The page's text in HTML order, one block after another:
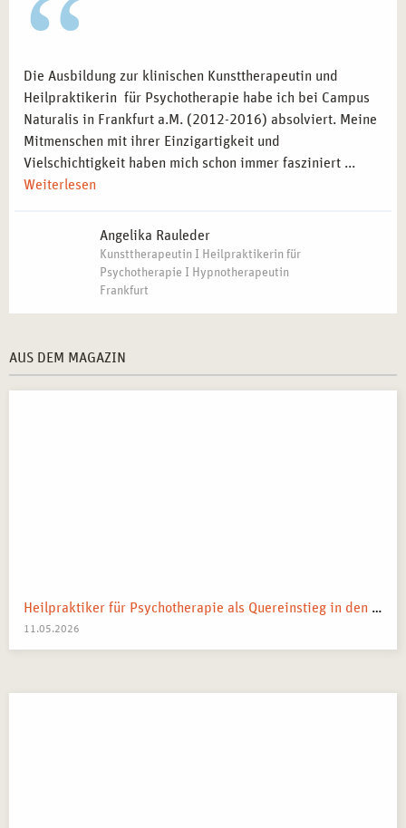
Die Ausbildung zur klinischen Kunsttherapeutin und
Heilpraktikerin für Psychotherapie habe ich bei Campus
Naturalis in Frankfurt a.M. (2012-2016) absolviert. Meine
Mitmenschen mit ihrer Einzigartigkeit und
Vielschichtigkeit haben mich schon immer fasziniert ...
Weiterlesen
Angelika Rauleder
Kunsttherapeutin I Heilpraktikerin für
Psychotherapie I Hypnotherapeutin
Frankfurt
AUS DEM MAGAZIN
Heilpraktiker für Psychotherapie als Quereinstieg in den Heilberuf
11.05.2026